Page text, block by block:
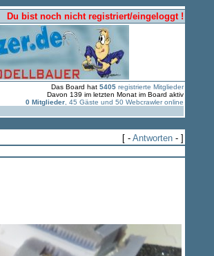
Du bist noch nicht registriert/eingeloggt !
Das Board hat 5405registrierte Mitglieder
Davon 139 im letzten Monat im Board aktiv
0 Mitglieder, 45 Gäste und 50 Webcrawler online
[ - Antworten- ]